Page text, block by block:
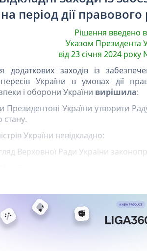
період дії
Рішення введено
Указом Президента
від 23 січня 2024 року
заходів із
України в умовах дії
і оборони України вирішила:
Президентові України утворити
стану.
України невідкладно:
Верховної Ради України